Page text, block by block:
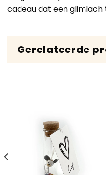
cadeau dat een
Gerelateerde